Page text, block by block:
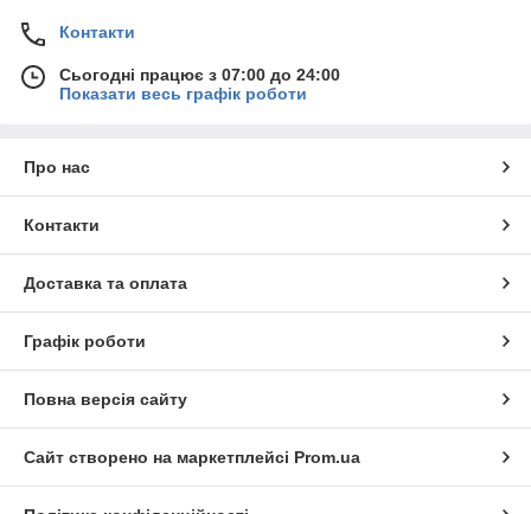
Контакти
Сьогодні працює з 07:00 до 24:00
Показати весь графік роботи
Про нас
Контакти
Доставка та оплата
Графік роботи
Повна версія сайту
Сайт створено на маркетплейсі Prom.ua